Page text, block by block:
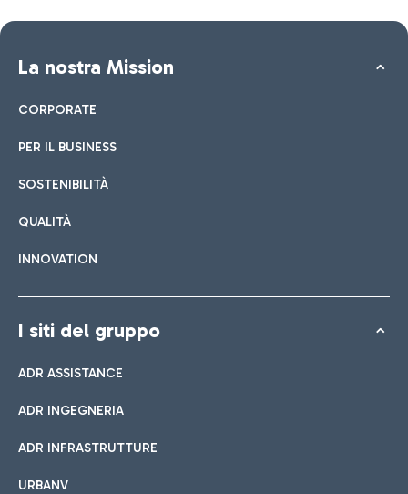
La nostra Mission
CORPORATE
PER IL BUSINESS
SOSTENIBILITÀ
QUALITÀ
INNOVATION
I siti del gruppo
ADR ASSISTANCE
ADR INGEGNERIA
ADR INFRASTRUTTURE
URBANV